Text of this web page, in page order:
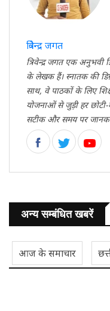
त्रिवेन्द्र जगत
त्रिवेन्द्र जगत एक
के लेखक हैं। स्नातक की
साथ, वे पाठकों के लिए
योजनाओं से जुड़ी हर
सटीक और समय पर
अन्य सम्बंधित खबरें
आज के समाचार